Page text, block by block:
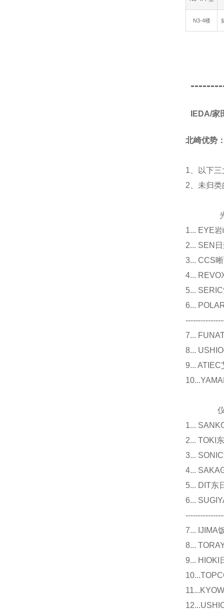
N3-4楼
IEDA/
北崎优势
1、以下
2、未归
光源
1... EYE
2... SEN
3... CCS
4...
5...
6...
7...
8...
9...
仪器
1...
2... TOKI
3...
4...
5... DIT东
6...
7... IJIMA
8...
9... HIOKI